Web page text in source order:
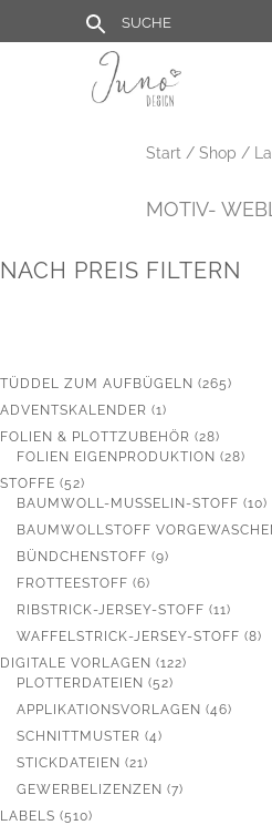
Start / Shop /
MOTIV-
NACH PREIS FILTERN
TÜDDEL ZUM AUFBÜGELN 265265
ADVENTSKALENDER 11
PRODUKT
FOLIEN & PLOTTZUBEHÖR 2828
FOLIEN EIGENPRODUKTION 2828
STOFFE 5252
PRODUKTE
BAUMWOLL-MUSSELIN-STOFF 1010
BAUMWOLLSTOFF
BÜNDCHENSTOFF 99
FROTTEESTOFF 66
PRODUKTE
RIBSTRICK-JERSEY-STOFF 1111
WAFFELSTRICK-JERSEY-STOFF 88
DIGITALE VORLAGEN 122122
PLOTTERDATEIEN 5252
PRODUKTE
APPLIKATIONSVORLAGEN 4646
SCHNITTMUSTER 44
STICKDATEIEN 2121
PRODUKTE
GEWERBELIZENZEN 77
LABELS 510510